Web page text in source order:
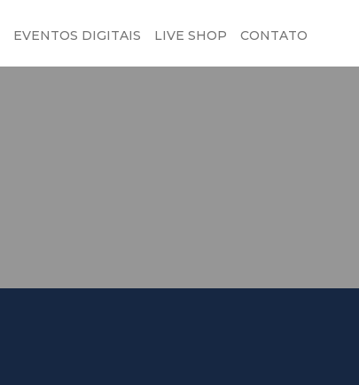
EVENTOS DIGITAIS LIVE SHOP CONTATO